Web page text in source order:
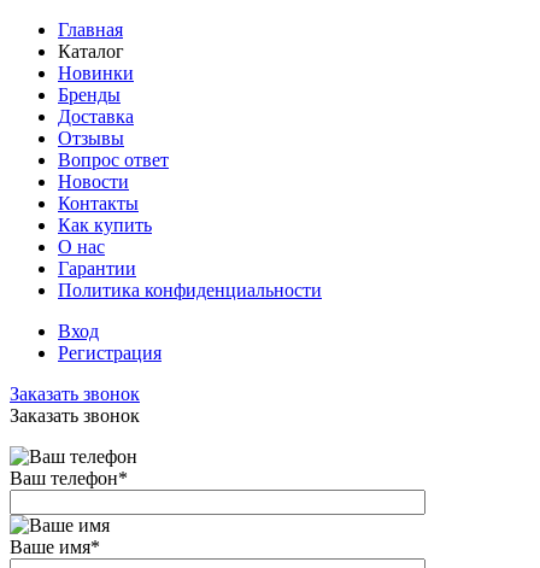
Главная
Каталог
Новинки
Бренды
Доставка
Отзывы
Вопрос ответ
Новости
Контакты
Как купить
О нас
Гарантии
Политика конфиденциальности
Вход
Регистрация
Заказать звонок
Заказать звонок
Ваш телефон*
Ваше имя*